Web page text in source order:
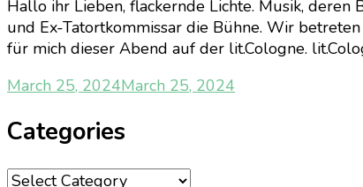
Hallo ihr Lieben, flackernde Lichte. Musik,
und Ex-Tatortkommissar die Bühne. Wir
für mich dieser Abend auf der lit.Cologne.
March 25, 2024March 25, 2024
Categories
Categories